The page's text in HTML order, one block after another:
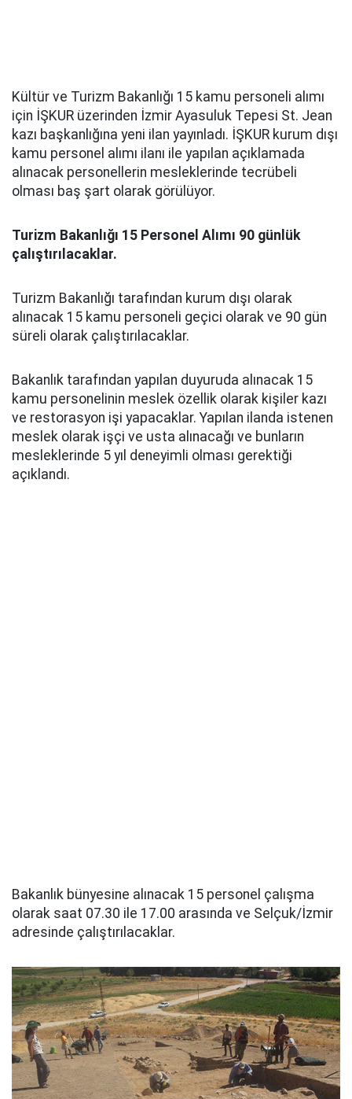
Kültür ve Turizm Bakanlığı 15 kamu personeli alımı
için İŞKUR üzerinden İzmir Ayasuluk Tepesi St. Jean
kazı başkanlığına yeni ilan yayınladı. İŞKUR kurum dışı
kamu personel alımı ilanı ile yapılan açıklamada
alınacak personellerin mesleklerinde tecrübeli
olması baş şart olarak görülüyor.
Turizm Bakanlığı 15 Personel Alımı 90 günlük
çalıştırılacaklar.
Turizm Bakanlığı tarafından kurum dışı olarak
alınacak 15 kamu personeli geçici olarak ve 90 gün
süreli olarak çalıştırılacaklar.
Bakanlık tarafından yapılan duyuruda alınacak 15
kamu personelinin meslek özellik olarak kişiler kazı
ve restorasyon işi yapacaklar. Yapılan ilanda istenen
meslek olarak işçi ve usta alınacağı ve bunların
mesleklerinde 5 yıl deneyimli olması gerektiği
açıklandı.
Bakanlık bünyesine alınacak 15 personel çalışma
olarak saat 07.30 ile 17.00 arasında ve Selçuk/İzmir
adresinde çalıştırılacaklar.